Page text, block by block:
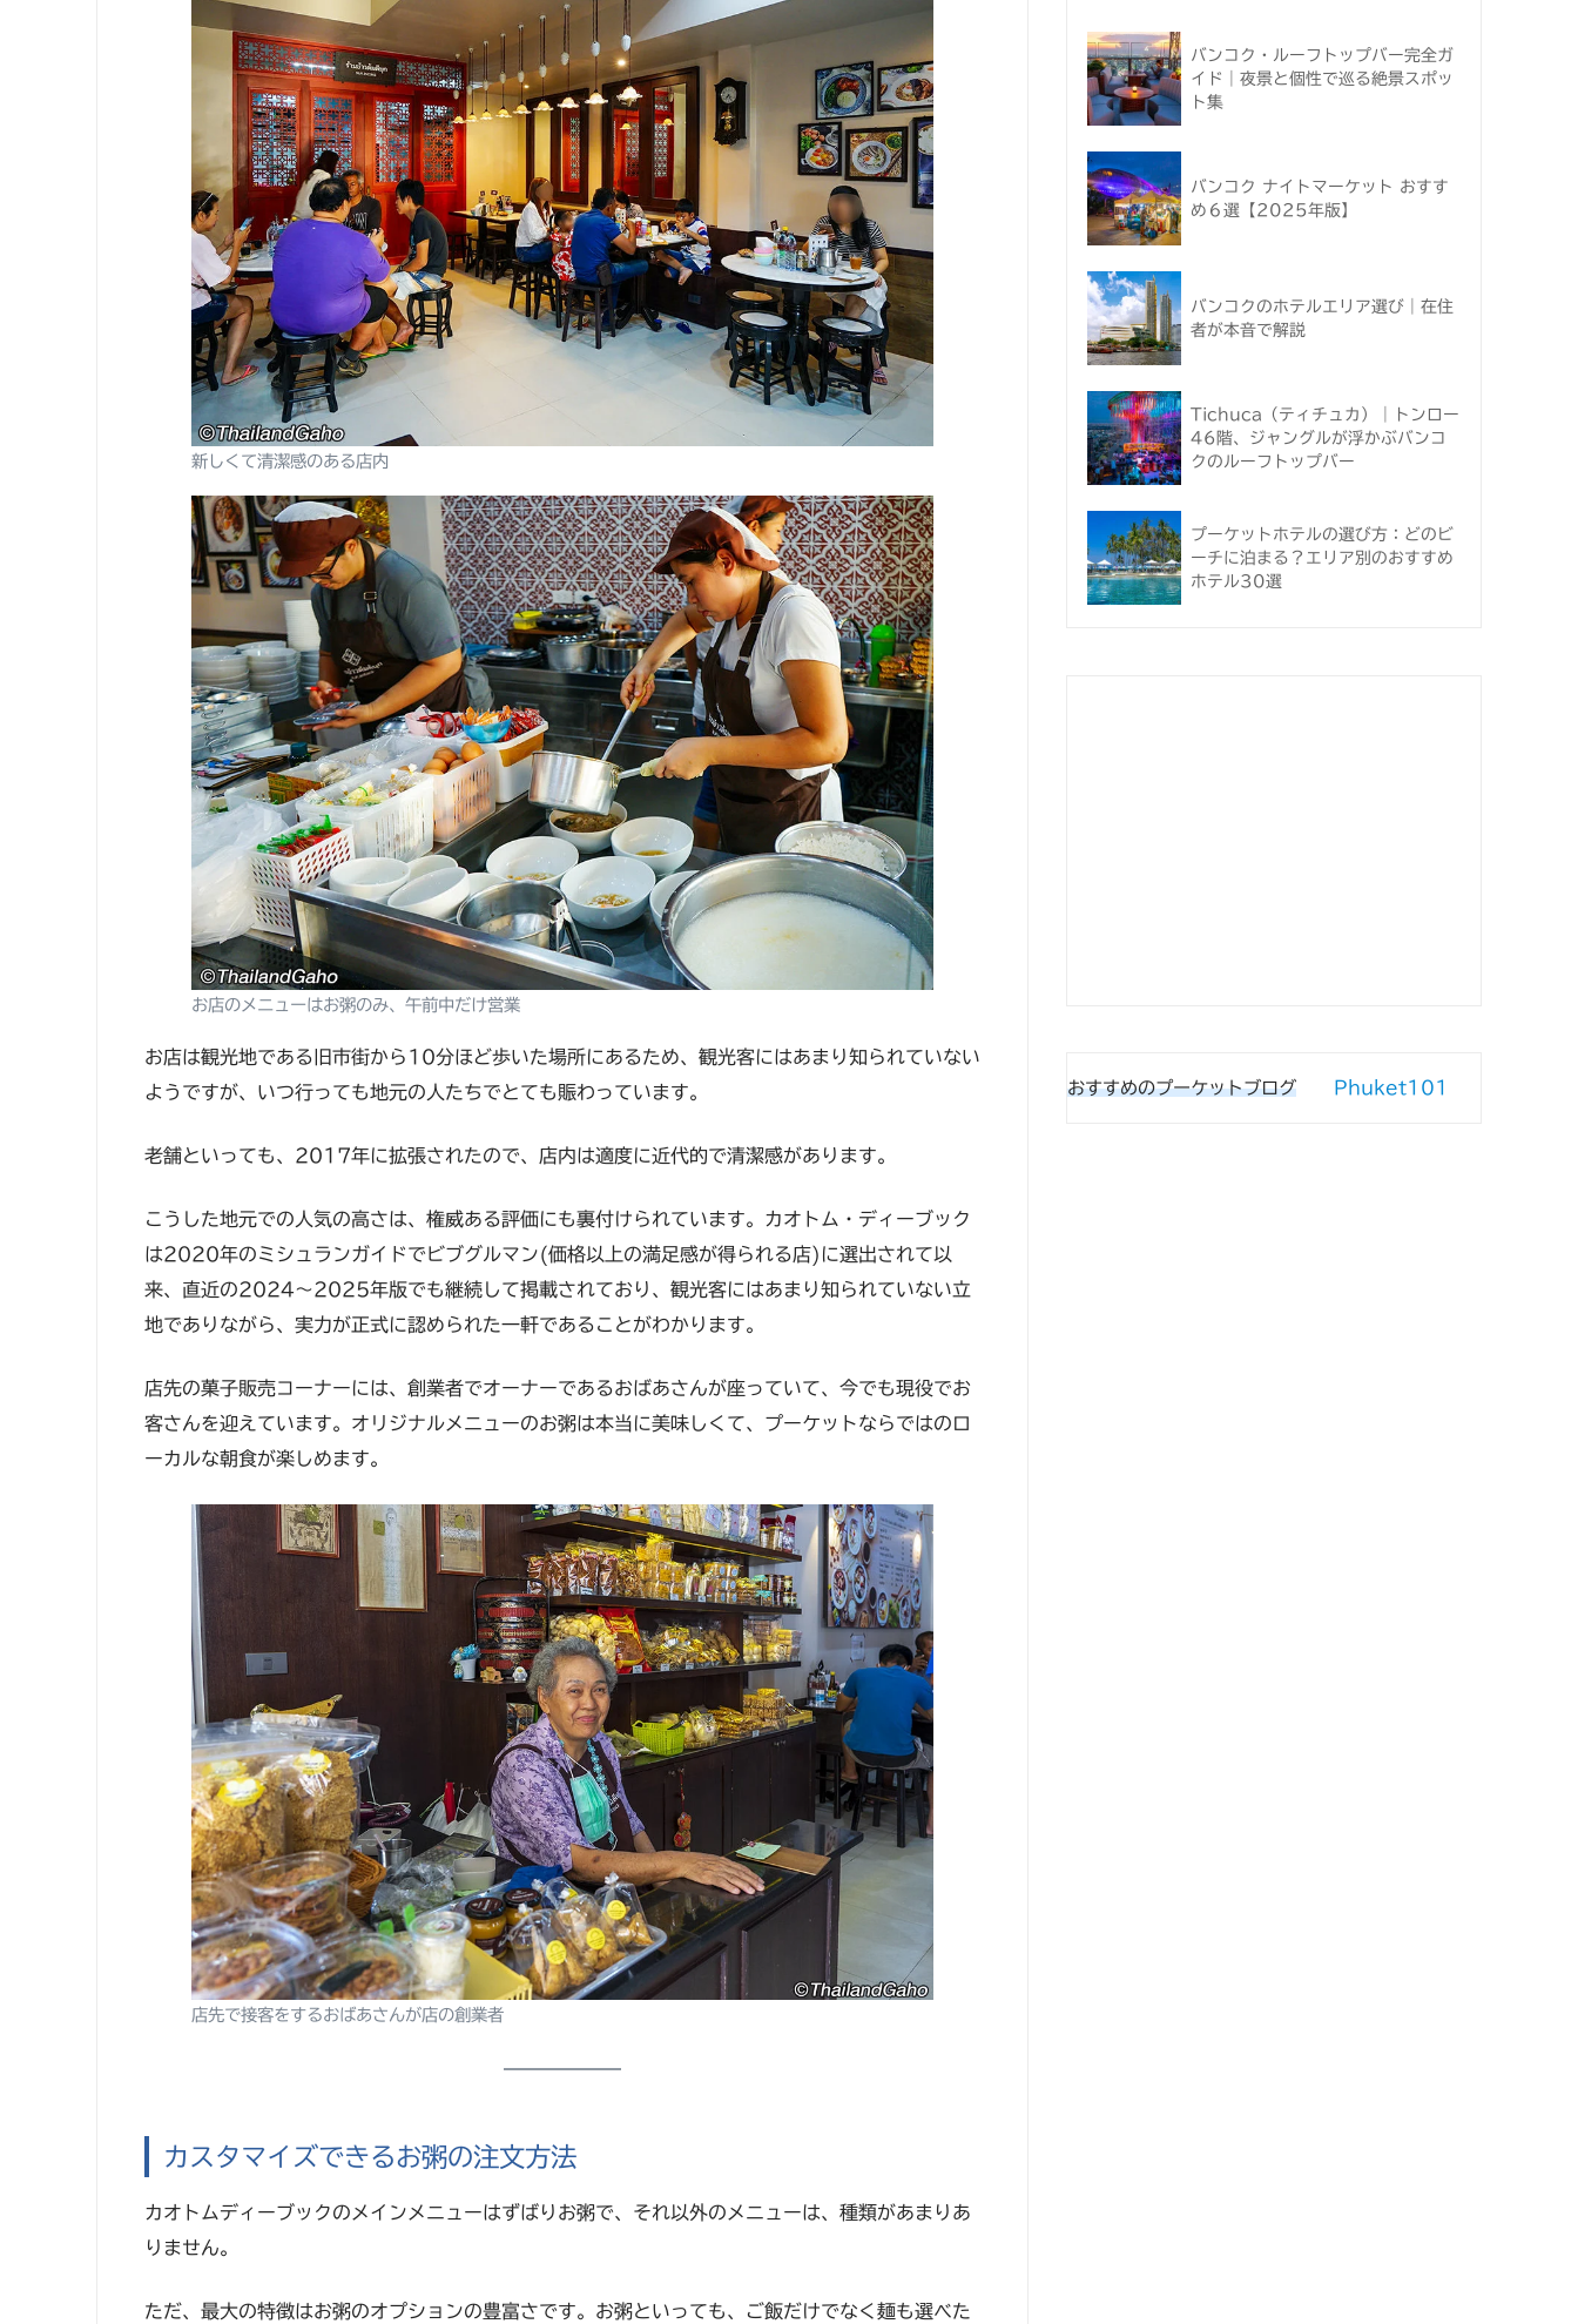
新しくて清潔感のある店内
お店のメニューはお粥のみ、午前中だけ営業
お店は観光地である旧市街から10分ほど歩いた場所にあるため、観光客にはあまり知られていない
ようですが、いつ行っても地元の人たちでとても賑わっています。
老舗といっても、 2017年に拡張されたので、店内は適度に近代的で清潔感があります。
こうした地元での人気の高さは、権威ある評価にも裏付けられています。カオトム・ディーブック
は2020年のミシュランガイドでビブグルマン(価格以上の満足感が得られる店)に選出されて以
来、直近の2024〜2025年版でも継続して掲載されており、観光客にはあまり知られていない立
地でありながら、実力が正式に認められた一軒であることがわかります。
店先の菓子販売コーナーには、創業者でオーナーであるおばあさんが座っていて、今でも現役でお
客さんを迎えています。オリジナルメニューのお粥は本当に美味しくて、プーケットならではのロ
ーカルな朝食が楽しめます。
店先で接客をするおばあさんが店の創業者
カスタマイズできるお粥の注文方法
カオトムディーブックのメインメニューはずばりお粥で、それ以外のメニューは、種類があまりあ
りません。
ただ、最大の特徴はお粥のオプションの豊富さです。お粥といっても、ご飯だけでなく麺も選べた
バンコク・ルーフトップバー完全ガ
イド｜夜景と個性で巡る絶景スポッ
ト集
バンコク ナイトマーケット おすす
め６選【2025年版】
バンコクのホテルエリア選び｜在住
者が本音で解説
Tichuca（ティチュカ）｜トンロー
46階、ジャングルが浮かぶバンコ
クのルーフトップバー
プーケットホテルの選び方：どのビ
ーチに泊まる？エリア別のおすすめ
ホテル30選
おすすめのプーケットブログ Phuket101